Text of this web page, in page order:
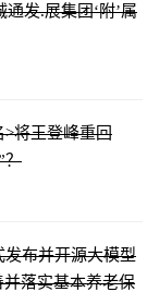
通发.展集团‘附’属
>将王登峰重回
？
发布并开源大模型
落实基本养老保